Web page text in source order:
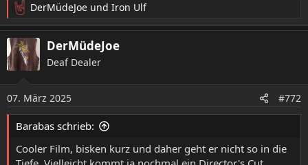
R
e
a
k
t
n
e
n
DerMüdeJoe und Iron Ulf
DerMüdeJoe
Deaf Dealer
07. März 2025 #772
Barabas schrieb:
Cooler Film, bisken kurz und daher geht er nicht so in die